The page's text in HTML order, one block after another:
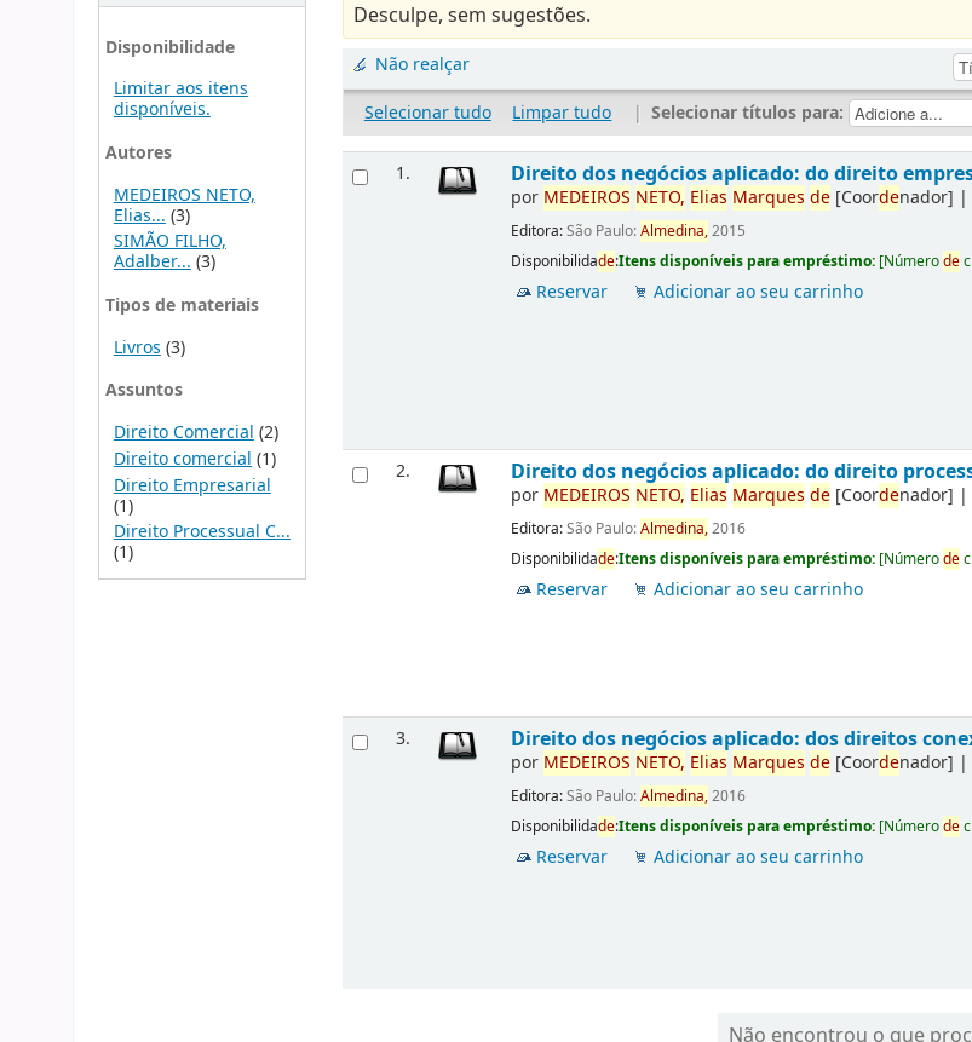
Disponibilidade
Limitar aos itens
disponíveis.
Autores
MEDEIROS NETO,
Elias... (3)
SIMÃO FILHO,
Adalber...(3)
Tipos de materiais
Livros (3)
Assuntos
Direito Comercial (2)
Direito comercial (1)
Direito Empresarial
(1)
Direito Processual C...
(1)
Desculpe, sem sugestões.
Não realçar
Selecionar tudo
Limpar tudo | Selecionar títulos para:
1. Direito dos negócios aplicado: do direito
por MEDEIROS NETO, Elias Marques de [Coordenador]
Editora:São Paulo:Almedina,2015
Disponibilidade:Itens disponíveis para empréstimo: [Númerode
Reservar Adicionar ao seu carrinho
2. Direito dos negócios aplicado: do direito
por MEDEIROS NETO, Elias Marques de [Coordenador]
Editora:São Paulo:Almedina,2016
Disponibilidade:Itens disponíveis para empréstimo: [Númerode
Reservar Adicionar ao seu carrinho
3. Direito dos negócios aplicado: dos direitos
por MEDEIROS NETO, Elias Marques de [Coordenador]
Editora:São Paulo:Almedina,2016
Disponibilidade:Itens disponíveis para empréstimo: [Númerode
Reservar Adicionar ao seu carrinho